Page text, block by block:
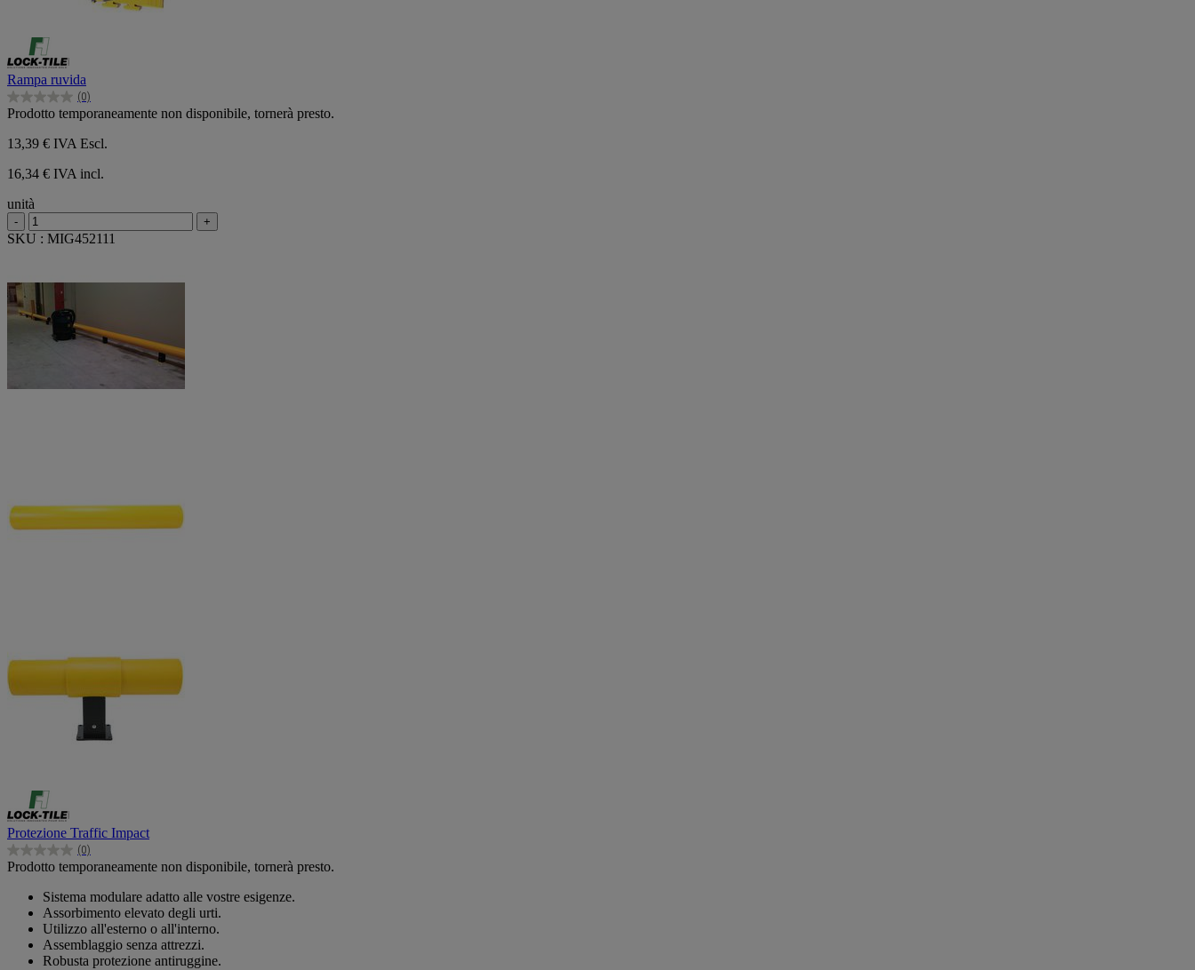
Rampa ruvida
(0)
0.0
su
5
stelle.
Prodotto temporaneamente non disponibile, tornerà presto.
13,39 € IVA Escl.
16,34 € IVA incl.
unità
- +
SKU : MIG452111
Protezione Traffic Impact
(0)
0.0
su
Prodotto temporaneamente non disponibile, tornerà presto.
Sistema modulare adatto alle vostre esigenze.
Assorbimento elevato degli urti.
Utilizzo all'esterno o all'interno.
Assemblaggio senza attrezzi.
Robusta protezione antiruggine.